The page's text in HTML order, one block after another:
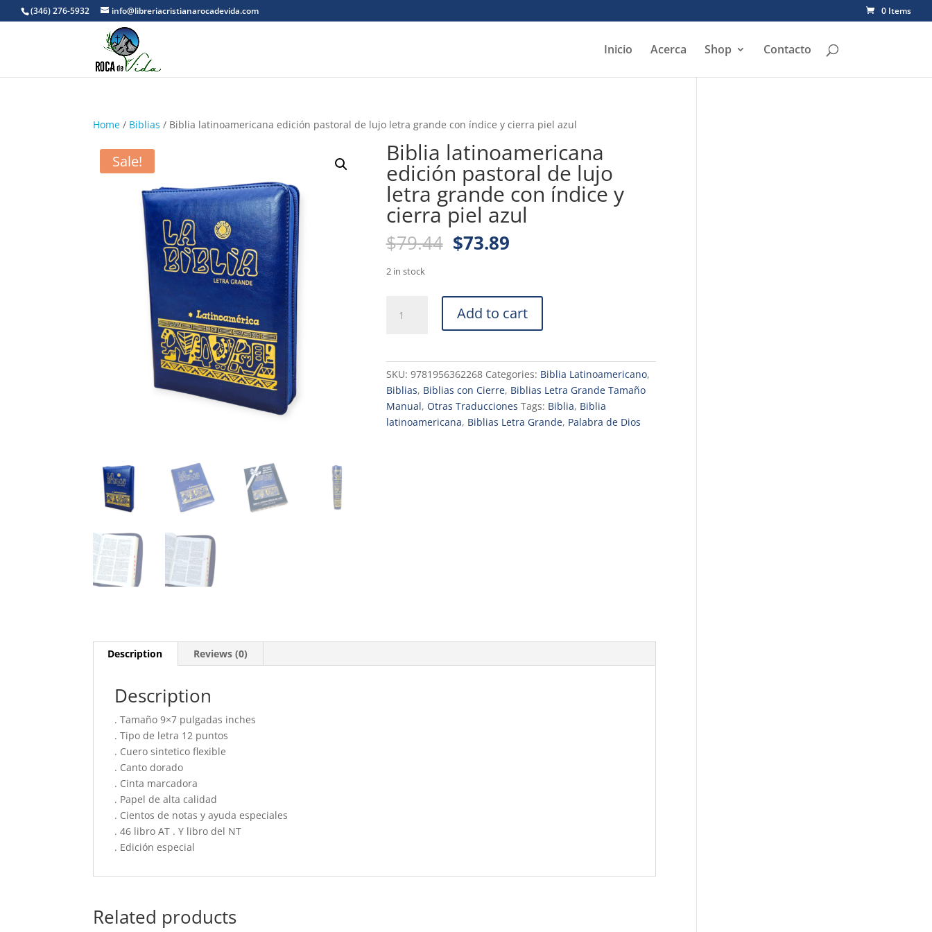
(346) 276-5932 info@libreriacristianarocadevida.com 0 Items
Inicio Acerca Shop Contacto
Home / Biblias / Biblia latinoamericana edición pastoral de lujo letra grande con índice y cierra piel azul
Sale! Biblia latinoamericana
edición pastoral de lujo
letra grande con índice y
cierra piel azul
$79.44 Original
price
$79.44.
$73.89Current
$73.89.
2 in stock
latinoamericana
lujo
grande
Add to cart
SKU: 9781956362268 Categories: Biblia Latinoamericano,
Biblias, Biblias con Cierre, Biblias Letra Grande Tamaño
Manual, Otras Traducciones Tags: Biblia, Biblia
latinoamericana, Biblias Letra Grande, Palabra de Dios
Description Reviews (0)
Description
. Tamaño 9×7 pulgadas inches
. Tipo de letra 12 puntos
. Cuero sintetico flexible
. Canto dorado
. Cinta marcadora
. Papel de alta calidad
. Cientos de notas y ayuda especiales
. 46 libro AT . Y libro del NT
. Edición especial
Related products